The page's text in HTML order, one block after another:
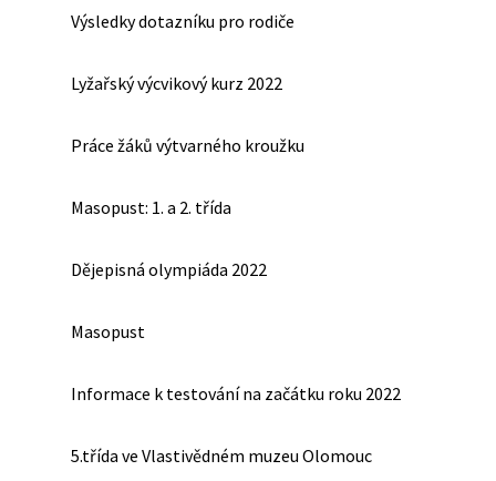
Výsledky dotazníku pro rodiče
Lyžařský výcvikový kurz 2022
Práce žáků výtvarného kroužku
Masopust: 1. a 2. třída
Dějepisná olympiáda 2022
Masopust
Informace k testování na začátku roku 2022
5.třída ve Vlastivědném muzeu Olomouc